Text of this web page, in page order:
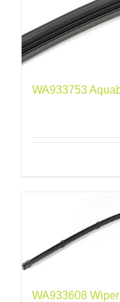
WA933753
WA933608